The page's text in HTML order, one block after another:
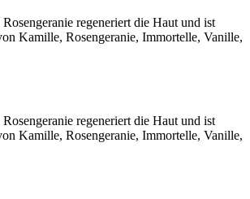
regeneriert die Haut und ist
Kamille, Rosengeranie, Immortelle, Vanille,
regeneriert die Haut und ist
Kamille, Rosengeranie, Immortelle, Vanille,